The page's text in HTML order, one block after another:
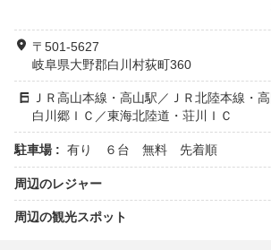
〒501-5627
岐阜県大野郡白川村荻町360
ＪＲ高山本線・高山駅／ＪＲ北陸本線・
白川郷ＩＣ／東海北陸道・荘川ＩＣ
駐車場 : 有り ６台 無料 先着順
周辺のレジャー
周辺の観光スポット